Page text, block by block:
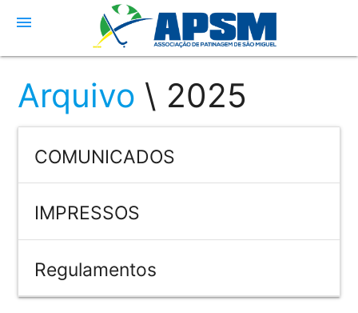
menu
Arquivo \ 2025
COMUNICADOS
IMPRESSOS
Regulamentos